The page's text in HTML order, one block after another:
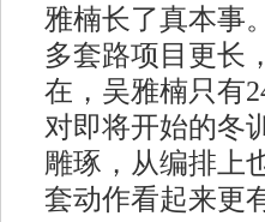
雅楠长了真本事
多套路项目更长
在，吴雅楠只有
对即将开始的冬
雕琢，从编排上
套动作看起来更